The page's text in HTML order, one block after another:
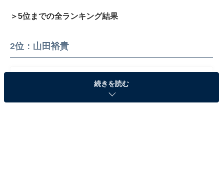
＞5位までの全ランキング結果
2位：山田裕貴
続きを読む